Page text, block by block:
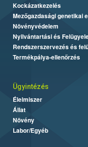
Kockázatkezelés
Mezőgazdasági genetikai
Növényvédelem
Nyilvántartási és
Rendszerszervezés és
Termékpálya-ellenőrzés
Ügyintézés
Élelmiszer
Állat
Növény
Labor/Egyéb